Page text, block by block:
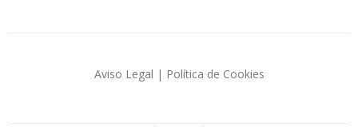
Aviso Legal | Política de Cookies